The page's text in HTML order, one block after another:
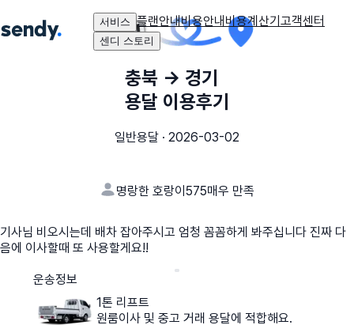
서비스 플랜안내비용안내비용계산기고객센터
센디 스토리
충북 → 경기
용달 이용후기
일반용달 · 2026-03-02
명랑한 호랑이575매우 만족
기사님 비오시는데 배차 잡아주시고 엄청 꼼꼼하게 봐주십니다 진짜 다
음에 이사할때 또 사용할게요!!
운송정보
1톤 리프트
원룸이사 및 중고 거래 용달에 적합해요.